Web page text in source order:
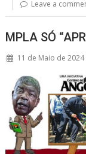
Leave a
MPLA SÓ
11 de Maio de 2024